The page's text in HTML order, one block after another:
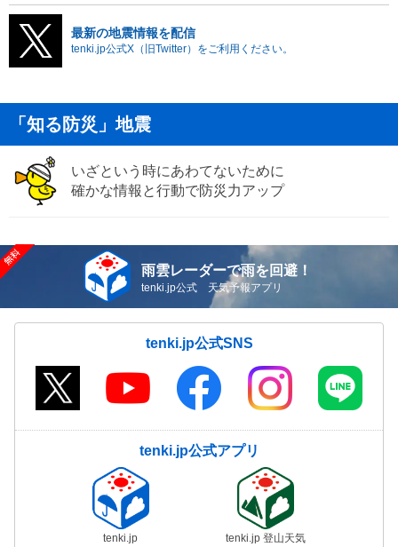
最新の地震情報を配信
tenki.jp公式X（旧Twitter）をご利用ください。
「知る防災」地震
いざという時にあわてないために
確かな情報と行動で防災力アップ
雨雲レーダーで雨を回避！
tenki.jp公式 天気予報アプリ
tenki.jp公式SNS
tenki.jp公式アプリ
tenki.jp tenki.jp 登山天気